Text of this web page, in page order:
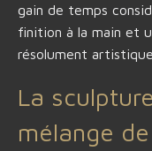
gain de temps
finition à la main et
résolument artistique.
La
mélange